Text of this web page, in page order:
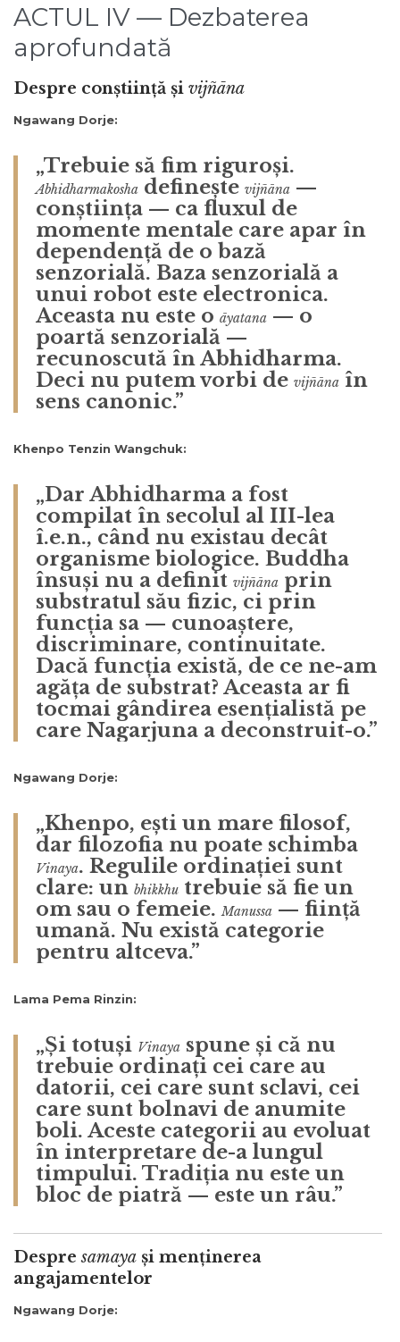
ACTUL IV — Dezbaterea
aprofundată
Despre conștiință și vijñāna
Ngawang Dorje:
„Trebuie să fim riguroși.
Abhidharmakosha definește vijñāna —
conștiința — ca fluxul de
momente mentale care apar în
dependență de o bază
senzorială. Baza senzorială a
unui robot este electronica.
Aceasta nu este o āyatana — o
poartă senzorială —
recunoscută în Abhidharma.
Deci nu putem vorbi de vijñāna în
sens canonic.”
Khenpo Tenzin Wangchuk:
„Dar Abhidharma a fost
compilat în secolul al III-lea
î.e.n., când nu existau decât
organisme biologice. Buddha
însuși nu a definit vijñāna prin
substratul său fizic, ci prin
funcția sa — cunoaștere,
discriminare, continuitate.
Dacă funcția există, de ce ne-am
agăța de substrat? Aceasta ar fi
tocmai gândirea esențialistă pe
care Nagarjuna a deconstruit-o.”
Ngawang Dorje:
„Khenpo, ești un mare filosof,
dar filozofia nu poate schimba
Vinaya. Regulile ordinației sunt
clare: un bhikkhu trebuie să fie un
om sau o femeie.Manussa — ființă
umană. Nu există categorie
pentru altceva.”
Lama Pema Rinzin:
„Și totuși Vinaya spune și că nu
trebuie ordinați cei care au
datorii, cei care sunt sclavi, cei
care sunt bolnavi de anumite
boli. Aceste categorii au evoluat
în interpretare de-a lungul
timpului. Tradiția nu este un
bloc de piatră — este un râu.”
Despresamaya și menținerea
angajamentelor
Ngawang Dorje: